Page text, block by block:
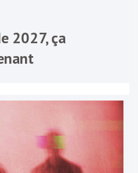
2027, ça